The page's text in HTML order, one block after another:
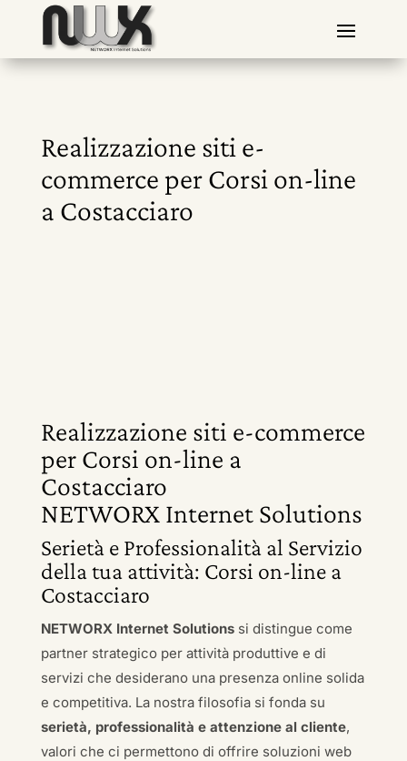
Realizzazione siti e-
commerce per Corsi on-line
a Costacciaro
Realizzazione siti e-commerce
per Corsi on-line a
Costacciaro
NETWORX Internet Solutions
Serietà e Professionalità al Servizio
della tua attività: Corsi on-line a
Costacciaro
NETWORX Internet Solutionssi distingue come
partner strategico per attività produttive e di
servizi che desiderano una presenza online solida
e competitiva. La nostra filosofia si fonda su
serietà, professionalità e attenzione al cliente,
valori che ci permettono di offrire soluzioni web